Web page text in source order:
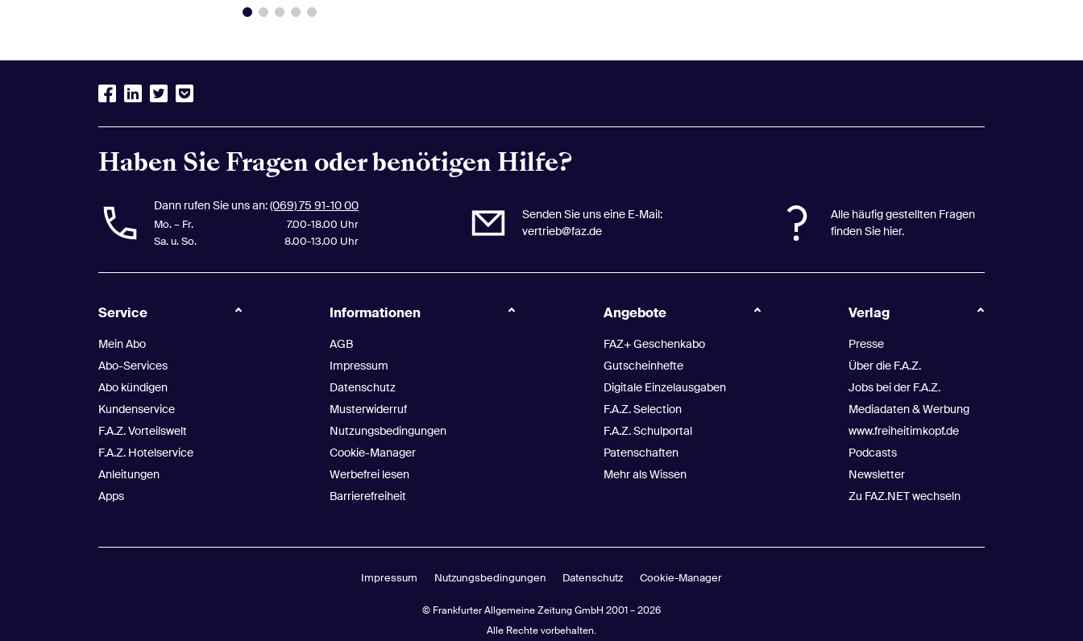
F.A.Z. Newsletter
Wirtschaft
Die wichtigsten Wirtschaftsthemen des Tages im Überblick,
Finanzmärkten aus aller Welt.
Werktags um 15.00 Uhr
E-Mail
Ja, ich möchte per E-Mail Informationen zu Verlagsprodukten, Events,
Umfragen oder Gewinnspielen der F.A.Z. bis auf Widerruf erhalten.
Es gelten die allgemeinen Geschäftsbedingungen. Bitte beachten Sie unseren
Haben Sie Fragen oder benötigen Hilfe?
Dann rufen Sie uns an:(069) 75 91-10 00
Mo. – Fr.
7.00-18.00 Uhr
Sa. u. So.
8.00-13.00 Uhr
Senden Sie uns eine E‑Mail:
vertrieb@faz.de
Alle häufig gestellten Fragen
finden Sie hier.
Service
Mein Abo
Abo-Services
Abo kündigen
Kundenservice
F.A.Z. Vorteilswelt
F.A.Z. Hotelservice
Anleitungen
Apps
Informationen
AGB
Impressum
Datenschutz
Musterwiderruf
Nutzungsbedingungen
Cookie-Manager
Werbefrei lesen
Barrierefreiheit
Angebote
FAZ+ Geschenkabo
Gutscheinhefte
Digitale Einzelausgaben
F.A.Z. Selection
F.A.Z. Schulportal
Patenschaften
Mehr als Wissen
Verlag
Presse
Über die F.A.Z.
Jobs bei der F.A.Z.
Mediadaten & Werbung
www.freiheitimkopf.de
Podcasts
Newsletter
Zu FAZ.NET wechseln
Impressum Nutzungsbedingungen Datenschutz Cookie-Manager
© Frankfurter Allgemeine Zeitung GmbH 2001 – 2026
Alle Rechte vorbehalten.